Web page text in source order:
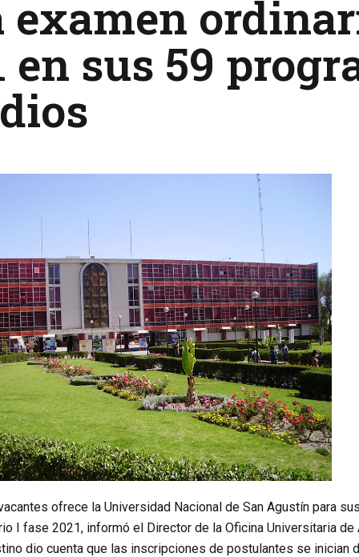
examen
en sus 59
ofrece la Universidad Nacional de San Agustín para
I fase 2021, informó el Director de la Oficina Universitaria de
dio cuenta que las inscripciones de postulantes se inician